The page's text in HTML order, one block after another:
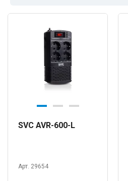
SVC AVR-600-L
Арт. 29654